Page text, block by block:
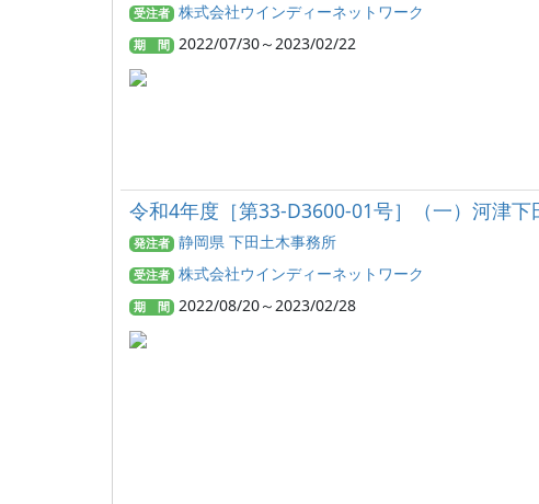
受注者 株式会社ウインディーネットワーク
期 間 2022/07/30～2023/02/22
令和4年度［第33-D3600-01号］（一）河津
発注者 静岡県 下田土木事務所
受注者 株式会社ウインディーネットワーク
期 間 2022/08/20～2023/02/28